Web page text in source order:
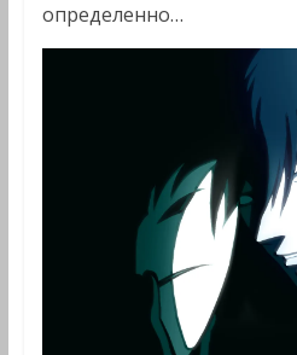
определенно…